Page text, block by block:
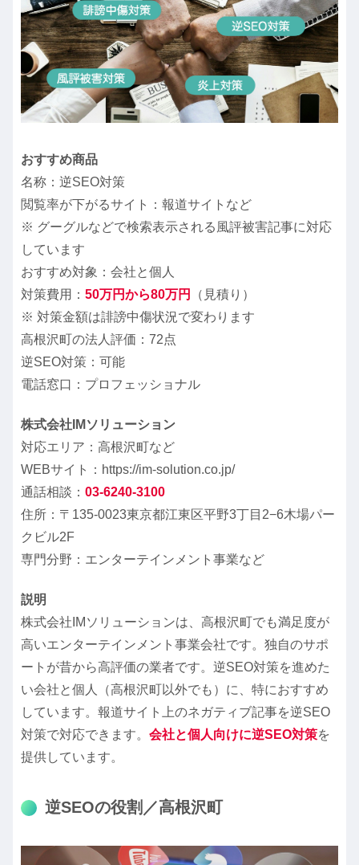
おすすめ商品
名称：逆SEO対策
閲覧率が下がるサイト：報道サイトなど
※ グーグルなどで検索表示される風評被害記事に対応
しています
おすすめ対象：会社と個人
対策費用： 50万円から80万円
（見積り）
※ 対策金額は誹謗中傷状況で変わります
高根沢町の法人評価：72点
逆SEO対策：可能
電話窓口：プロフェッショナル
株式会社IMソリューション
対応エリア：高根沢町など
WEBサイト：https://im-solution.co.jp/
通話相談： 03-6240-3100
住所：〒135-0023東京都江東区平野3丁目2−6木場パー
クビル2F
専門分野：エンターテインメント事業など
説明
株式会社IMソリューションは、高根沢町でも満足度が
高いエンターテインメント事業会社です。独自のサポ
ートが昔から高評価の業者です。逆SEO対策を進めた
い会社と個人（高根沢町以外でも）に、特におすすめ
しています。報道サイト上のネガティブ記事を逆SEO
対策で対応できます。 会社と個人向けに逆SEO対策を
提供しています。
逆SEOの役割／高根沢町